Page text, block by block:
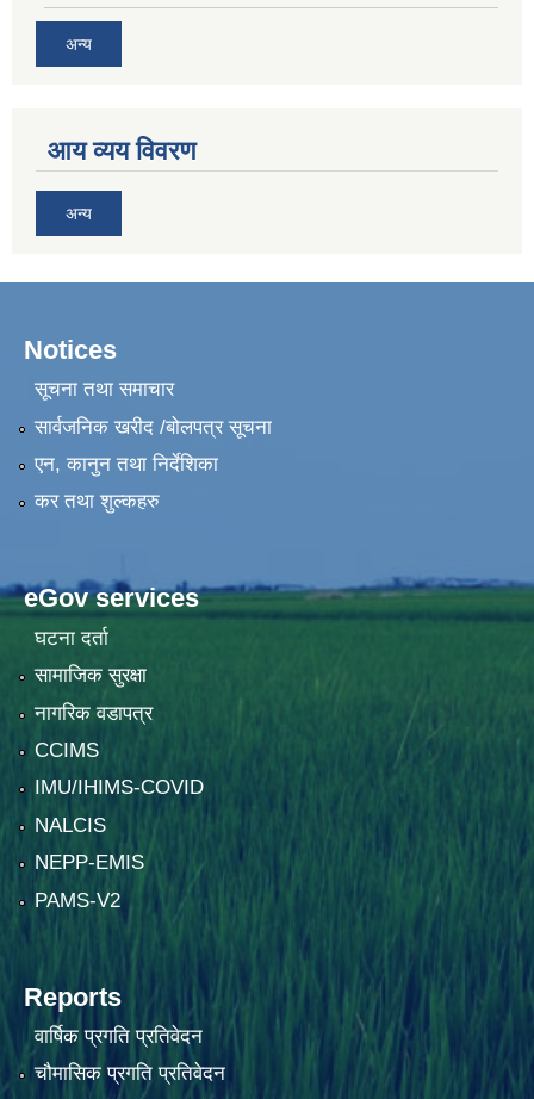
अन्य
आय व्यय विवरण
अन्य
Notices
सूचना तथा समाचार
सार्वजनिक खरीद /बोलपत्र सूचना
एन, कानुन तथा निर्देशिका
कर तथा शुल्कहरु
eGov services
घटना दर्ता
सामाजिक सुरक्षा
नागरिक वडापत्र
CCIMS
IMU/IHIMS-COVID
NALCIS
NEPP-EMIS
PAMS-V2
Reports
वार्षिक प्रगति प्रतिवेदन
चौमासिक प्रगति प्रतिवेदन